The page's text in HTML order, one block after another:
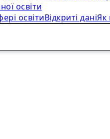
освіти
освітиВідкриті даніЯк